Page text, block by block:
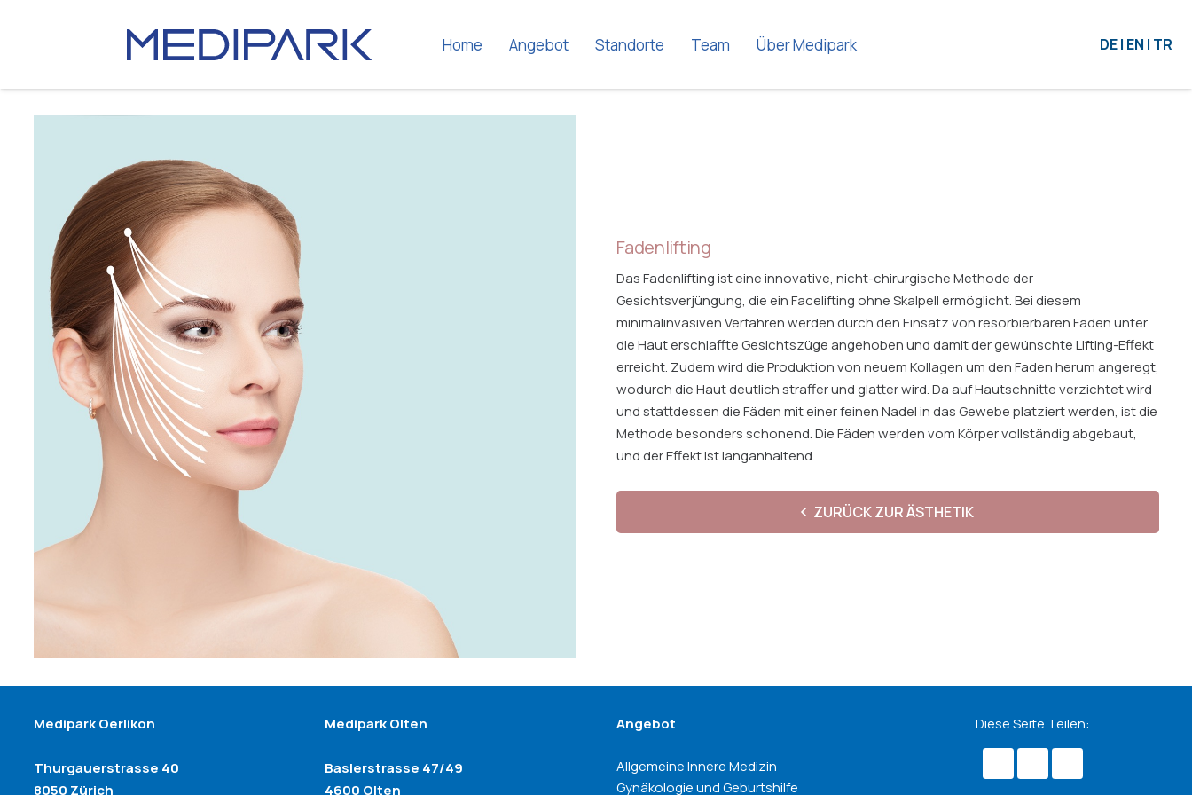
Home Angebot Standorte Team Über Medipark DE | EN | TR
Fadenlifting
Das Fadenlifting ist eine innovative, nicht-chirurgische Methode der
Gesichtsverjüngung, die ein Facelifting ohne Skalpell ermöglicht. Bei diesem
minimalinvasiven Verfahren werden durch den Einsatz von resorbierbaren Fäden unter
die Haut erschlaffte Gesichtszüge angehoben und damit der gewünschte Lifting-Effekt
erreicht. Zudem wird die Produktion von neuem Kollagen um den Faden herum angeregt,
wodurch die Haut deutlich straffer und glatter wird. Da auf Hautschnitte verzichtet wird
und stattdessen die Fäden mit einer feinen Nadel in das Gewebe platziert werden, ist die
Methode besonders schonend. Die Fäden werden vom Körper vollständig abgebaut,
und der Effekt ist langanhaltend.
ZURÜCK ZUR ÄSTHETIK
Medipark Oerlikon
Thurgauerstrasse 40
8050 Zürich
Medipark Olten
Baslerstrasse 47/49
4600 Olten
Angebot
Allgemeine Innere Medizin
Gynäkologie und Geburtshilfe
Diese Seite Teilen: